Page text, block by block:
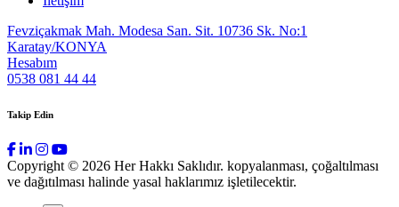
Fevziçakmak Mah. Modesa San. Sit. 10736 Sk. No:1
Karatay/KONYA
Hesabım
0538 081 44 44
Takip Edin
Copyright © 2026 Her Hakkı Saklıdır. kopyalanması, çoğaltılması
ve dağıtılması halinde yasal haklarımız işletilecektir.